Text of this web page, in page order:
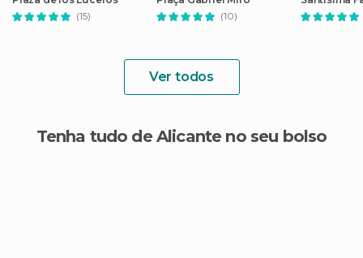
(15)
(10)
Ver todos
Tenha tudo de Alicante no seu bolso